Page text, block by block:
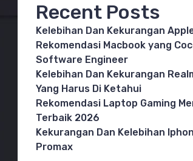
Recent Posts
Kelebihan Dan Kekurangan
Rekomendasi Macbook yang
Software Engineer
Kelebihan Dan Kekurangan
Yang Harus Di Ketahui
Rekomendasi Laptop Gaming
Terbaik 2026
Kekurangan Dan Kelebihan
Promax